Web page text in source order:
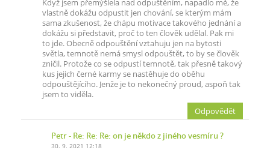
Když jsem přemýšlela nad odpuštěním, napadlo mě, že
vlastně dokážu odpustit jen chování, se kterým mám
sama zkušenost, že chápu motivace takového jednání a
dokážu si představit, proč to ten člověk udělal. Pak mi
to jde. Obecně odpouštění vztahuju jen na bytosti
světla, temnotě nemá smysl odpouštět, to by se člověk
zničil. Protože co se odpustí temnotě, tak přesně takový
kus jejich černé karmy se nastěhuje do oběhu
odpouštějícího. Jenže je to nekonečný proud, aspoň tak
jsem to viděla.
Odpovědět
Petr- Re: Re: Re: on je někdo z jiného vesmíru ?
30. 9. 2021 12:18